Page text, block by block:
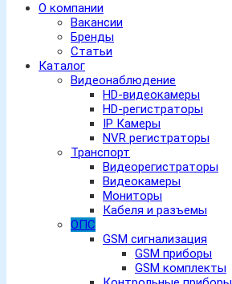
О компании
Вакансии
Бренды
Статьи
Каталог
Видеонаблюдение
HD-видеокамеры
HD-регистраторы
IP Камеры
NVR регистраторы
Транспорт
Видеорегистраторы
Видеокамеры
Мониторы
Кабеля и разъемы
ОПС
GSM сигнализация
GSM приборы
GSM комплекты